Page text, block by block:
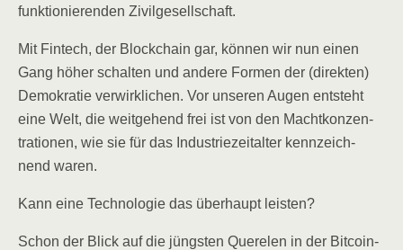
funk­tio­nie­ren­den Zivilgesellschaft.
Mit Fin­tech, der Block­chain gar, kön­nen wir nun einen
Gang höher schal­ten und ande­re For­men der (direk­ten)
Demo­kra­tie ver­wirk­li­chen. Vor unse­ren Augen ent­steht
eine Welt, die weit­ge­hend frei ist von den Macht­kon­zen­
tra­tio­nen, wie sie für das Indus­trie­zeit­al­ter kenn­zeich­
nend waren.
Kann eine Tech­no­lo­gie das über­haupt leisten?
Schon der Blick auf die jüngs­ten Que­re­len in der Bit­co­in-